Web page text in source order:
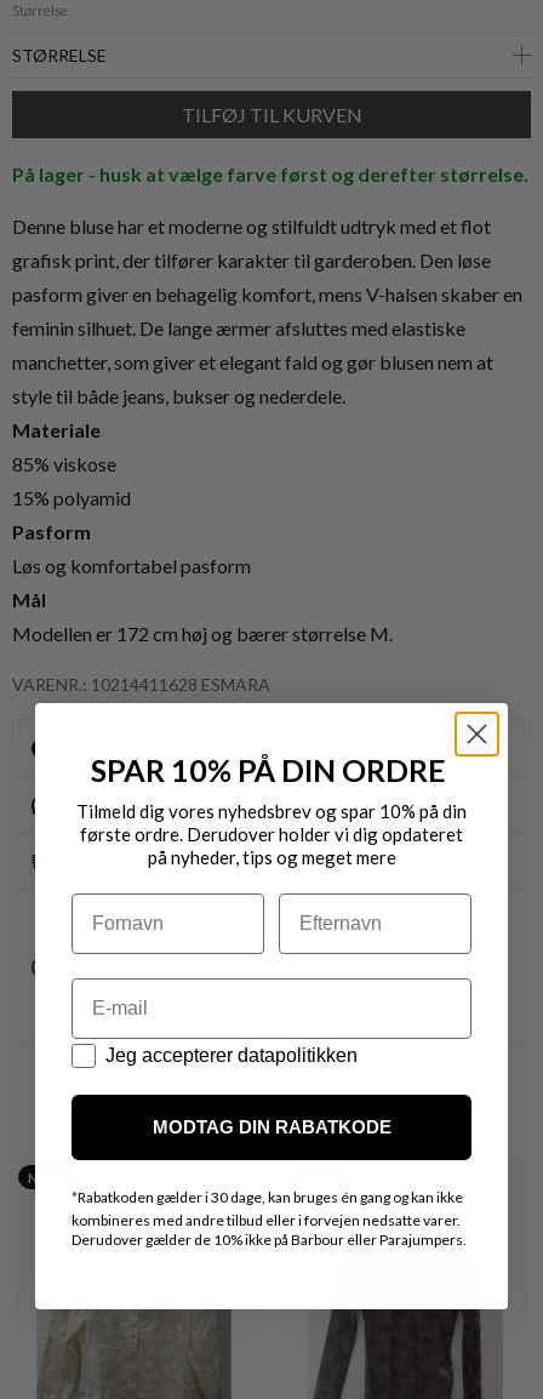
Størrelse
På lager - husk at vælge farve først og derefter størrelse.
Denne bluse har et moderne og stilfuldt udtryk med et flot
grafisk print, der tilfører karakter til garderoben. Den løse
pasform giver en behagelig komfort, mens V-halsen skaber en
feminin silhuet. De lange ærmer afsluttes med elastiske
manchetter, som giver et elegant fald og gør blusen nem at
style til både jeans, bukser og nederdele.
Materiale
85% viskose
15% polyamid
Pasform
Løs og komfortabel pasform
Mål
Modellen er 172 cm høj og bærer størrelse M.
VARENR.: 10214411628 ESMARA
Byt/Returnér i vores butikker
Levering 1-3 dage
OBS.
vores fysiske butikker.
Kontakt din nærmeste forretning for ydeligere info.
vedr. den ønskede vare.
VARER FRA SAMME MÆRKE
Nyhed
SPAR 10% PÅ DIN ORDRE
Tilmeld dig vores nyhedsbrev og spar 10% på din
første ordre. Derudover holder vi dig opdateret
på nyheder, tips og meget mere
Navn Efternavn
Email
Datapolitik
Jeg accepterer datapolitikken
MODTAG DIN RABATKODE
*Rabatkoden gælder i 30 dage, kan bruges én gang og kan ikke
kombineres med andre tilbud eller i forvejen nedsatte varer.
Derudover gælder de 10% ikke på Barbour eller Parajumpers.